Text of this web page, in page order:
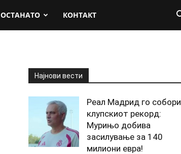
ОСТАНАТО КОНТАКТ
Најнови вести
Реал Мадрид го собори
клупскиот рекорд:
Мурињо добива
засилување за 140
милиони евра!